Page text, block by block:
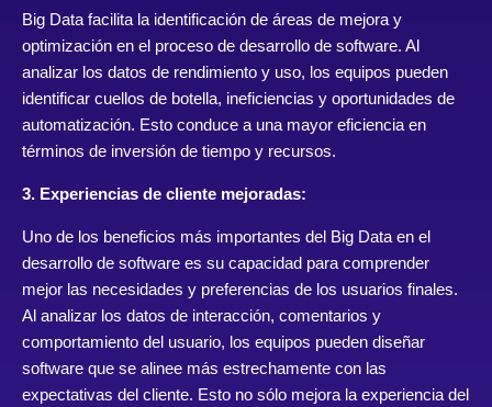
Big Data facilita la identificación de áreas de mejora y
optimización en el proceso de desarrollo de software. Al
analizar los datos de rendimiento y uso, los equipos pueden
identificar cuellos de botella, ineficiencias y oportunidades de
automatización. Esto conduce a una mayor eficiencia en
términos de inversión de tiempo y recursos.
3. Experiencias de cliente mejoradas:
Uno de los beneficios más importantes del Big Data en el
desarrollo de software es su capacidad para comprender
mejor las necesidades y preferencias de los usuarios finales.
Al analizar los datos de interacción, comentarios y
comportamiento del usuario, los equipos pueden diseñar
software que se alinee más estrechamente con las
expectativas del cliente. Esto no sólo mejora la experiencia del